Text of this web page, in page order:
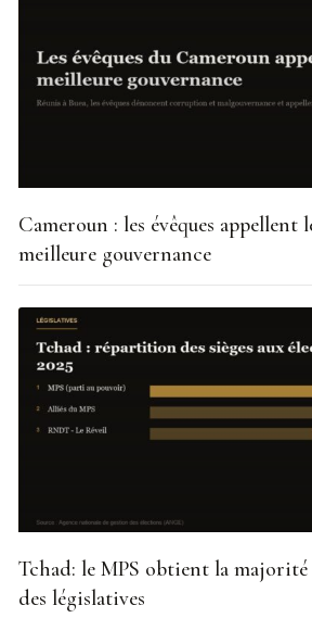
Cameroun : les évêques appellent
meilleure gouvernance
Tchad: le MPS obtient la majorité
des législatives